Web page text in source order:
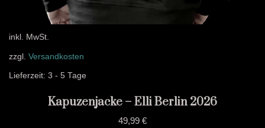
inkl. MwSt.
zzgl. Versandkosten
Lieferzeit: 3 - 5 Tage
Kapuzenjacke – Elli Berlin 2026
49,99 €